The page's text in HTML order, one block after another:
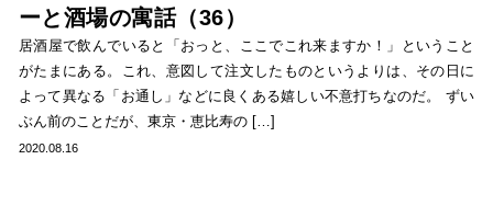
ーと酒場の寓話（36）
居酒屋で飲んでいると「おっと、ここでこれ来ますか！」ということ
がたまにある。これ、意図して注文したものというよりは、その日に
よって異なる「お通し」などに良くある嬉しい不意打ちなのだ。 ずい
ぶん前のことだが、東京・恵比寿の […]
2020.08.16